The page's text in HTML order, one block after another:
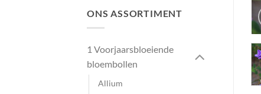
ONS ASSORTIMENT
1 Voorjaarsbloeiende
bloembollen
Allium